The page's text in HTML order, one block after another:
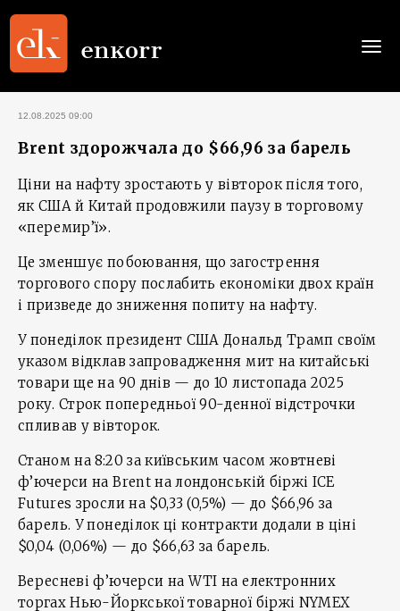
12.08.2025 09:00
Brent здорожчала до $66,96 за барель
Ціни на нафту зростають у вівторок після того,
як США й Китай продовжили паузу в торговому
«перемир’ї».
Це зменшує побоювання, що загострення
торгового спору послабить економіки двох країн
і призведе до зниження попиту на нафту.
У понеділок президент США Дональд Трамп своїм
указом відклав запровадження мит на китайські
товари ще на 90 днів — до 10 листопада 2025
року. Строк попередньої 90-денної відстрочки
спливав у вівторок.
Станом на 8:20 за київським часом жовтневі
ф’ючерси на Brent на лондонській біржі ICE
Futures зросли на $0,33 (0,5%) — до $66,96 за
барель. У понеділок ці контракти додали в ціні
$0,04 (0,06%) — до $66,63 за барель.
Вересневі ф’ючерси на WTI на електронних
торгах Нью-Йоркської товарної біржі NYMEX